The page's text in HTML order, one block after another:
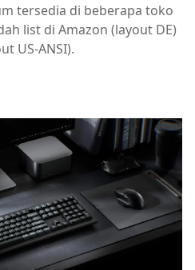
tersedia di beberapa toko
list di Amazon (layout DE)
US-ANSI).